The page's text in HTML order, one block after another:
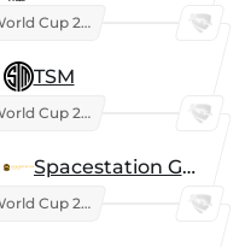
Esports World Cup 2026
TSM
Esports World Cup 2026
Spacestation Gaming
Esports World Cup 2026